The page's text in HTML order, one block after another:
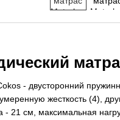
- двусторонний
жесткость (4),
- 21 см, максимальная